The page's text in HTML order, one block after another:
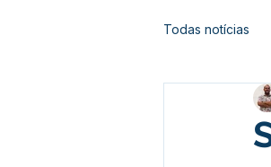
Todas notícias